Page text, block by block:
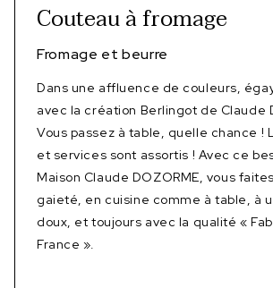
Couteau à fromage
Fromage et beurre
Dans une affluence de couleurs,
avec la création Berlingot de Claude
Vous passez à table, quelle chance !
et services sont assortis ! Avec ce
Maison Claude DOZORME, vous
gaieté, en cuisine comme à table, à
doux, et toujours avec la qualité «
France ».